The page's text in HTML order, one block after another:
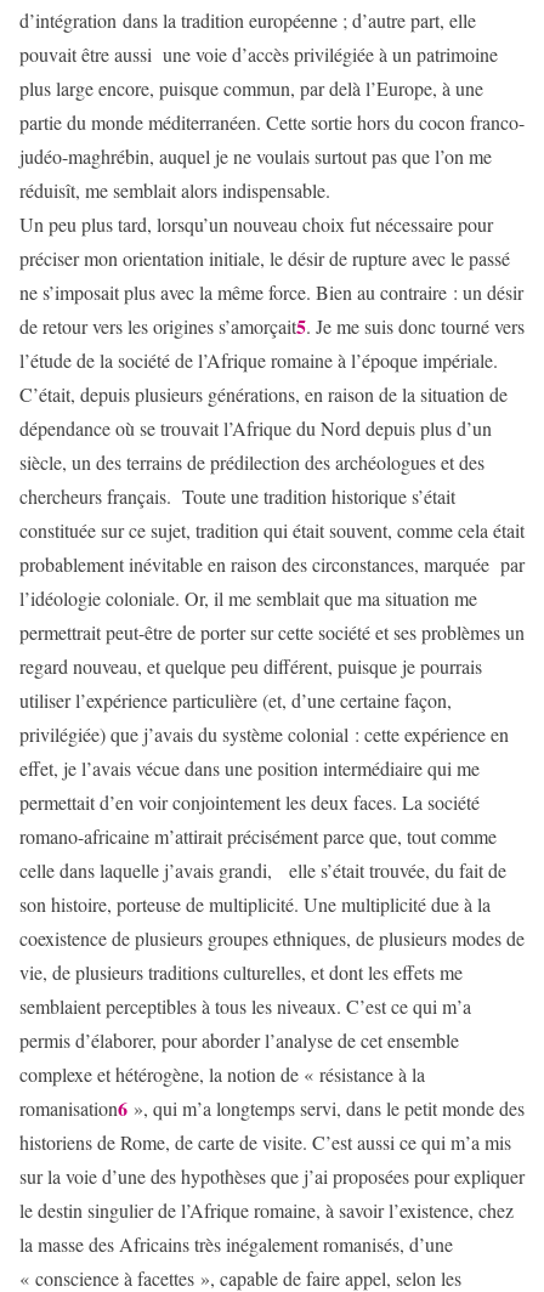
d’intégration dans la tradition européenne ; d’autre part, elle
pouvait être aussi une voie d’accès privilégiée à un patrimoine
plus large encore, puisque commun, par delà l’Europe, à une
partie du monde méditerranéen. Cette sortie hors du cocon franco-
judéo-maghrébin, auquel je ne voulais surtout pas que l’on me
réduisît, me semblait alors indispensable.
Un peu plus tard, lorsqu’un nouveau choix fut nécessaire pour
préciser mon orientation initiale, le désir de rupture avec le passé
ne s’imposait plus avec la même force. Bien au contraire : un désir
de retour vers les origines s’amorçait5. Je me suis donc tourné vers
l’étude de la société de l’Afrique romaine à l’époque impériale.
C’était, depuis plusieurs générations, en raison de la situation de
dépendance où se trouvait l’Afrique du Nord depuis plus d’un
siècle, un des terrains de prédilection des archéologues et des
chercheurs français. Toute une tradition historique s’était
constituée sur ce sujet, tradition qui était souvent, comme cela était
probablement inévitable en raison des circonstances, marquée par
l’idéologie coloniale. Or, il me semblait que ma situation me
permettrait peut-être de porter sur cette société et ses problèmes un
regard nouveau, et quelque peu différent, puisque je pourrais
utiliser l’expérience particulière (et, d’une certaine façon,
privilégiée) que j’avais du système colonial : cette expérience en
effet, je l’avais vécue dans une position intermédiaire qui me
permettait d’en voir conjointement les deux faces. La société
romano-africaine m’attirait précisément parce que, tout comme
celle dans laquelle j’avais grandi, elle s’était trouvée, du fait de
son histoire, porteuse de multiplicité. Une multiplicité due à la
coexistence de plusieurs groupes ethniques, de plusieurs modes de
vie, de plusieurs traditions culturelles, et dont les effets me
semblaient perceptibles à tous les niveaux. C’est ce qui m’a
permis d’élaborer, pour aborder l’analyse de cet ensemble
complexe et hétérogène, la notion de « résistance à la
romanisation6 », qui m’a longtemps servi, dans le petit monde des
historiens de Rome, de carte de visite. C’est aussi ce qui m’a mis
sur la voie d’une des hypothèses que j’ai proposées pour expliquer
le destin singulier de l’Afrique romaine, à savoir l’existence, chez
la masse des Africains très inégalement romanisés, d’une
« conscience à facettes », capable de faire appel, selon les